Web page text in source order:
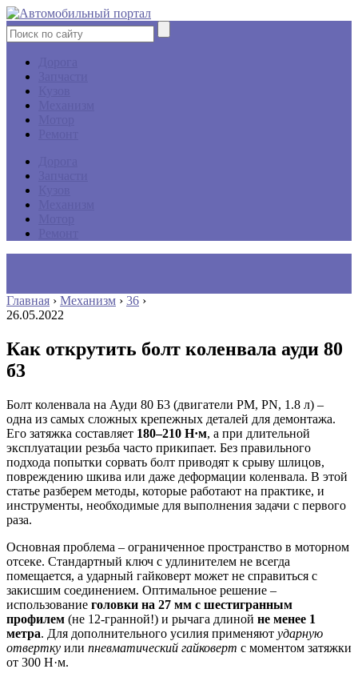
Главная › Механизм › 36 ›
26.05.2022
Как открутить болт коленвала ауди 80
б3
Болт коленвала на Ауди 80 Б3 (двигатели PM, PN, 1.8 л) –
одна из самых сложных крепежных деталей для демонтажа.
Его затяжка составляет 180–210 Н·м, а при длительной
эксплуатации резьба часто прикипает. Без правильного
подхода попытки сорвать болт приводят к срыву шлицов,
повреждению шкива или даже деформации коленвала. В этой
статье разберем методы, которые работают на практике, и
инструменты, необходимые для выполнения задачи с первого
раза.
Основная проблема – ограниченное пространство в моторном
отсеке. Стандартный ключ с удлинителем не всегда
помещается, а ударный гайковерт может не справиться с
закисшим соединением. Оптимальное решение –
использование головки на 27 мм с шестигранным
профилем (не 12-гранной!) и рычага длиной не менее 1
метра. Для дополнительного усилия применяют ударную
отвертку или пневматический гайковерт с моментом затяжки
от 300 Н·м.